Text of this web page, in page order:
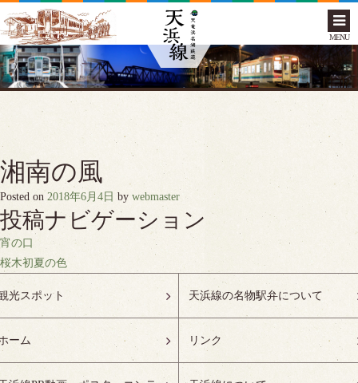
MENU
湘南の風
Posted on 2018年6月4日 by webmaster
投稿ナビゲーション
宵の口
桜木初夏の色
光スポット 天浜線の名物駅弁について
ーム リンク